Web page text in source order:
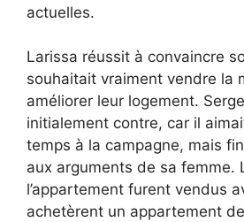
actuelles.
Larissa réussit à convaincre
souhaitait vraiment vendre la
améliorer leur logement.
initialement contre, car il
temps à la campagne, mais
aux arguments de sa femme.
l’appartement furent vendus
achetèrent un appartement